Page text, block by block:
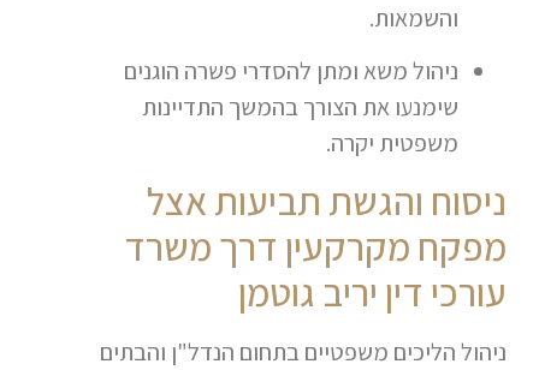
והשמאות.
ניהול משא ומתן להסדרי פשרה הוגנים
שימנעו את הצורך בהמשך התדיינות
משפטית יקרה.
ניסוח והגשת תביעות אצל
מפקח מקרקעין דרך משרד
עורכי דין יריב גוטמן
ניהול הליכים משפטיים בתחום הנדל"ן והבתים